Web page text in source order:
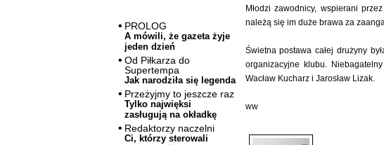
PROLOG
A mówili, że gazeta żyje
jeden dzień
Od Piłkarza do
Supertempa
Jak narodziła się legenda
Przeżyjmy to jeszcze raz
Tylko najwięksi
zasługują na okładkę
Redaktorzy naczelni
Ci, którzy sterowali
Młodzi zawodnicy, wspierani
należą się im duże brawa za
Świetna postawa całej drużyny
organizacyjne klubu.
Wacław Kucharz i Jarosław Lizak.
ww